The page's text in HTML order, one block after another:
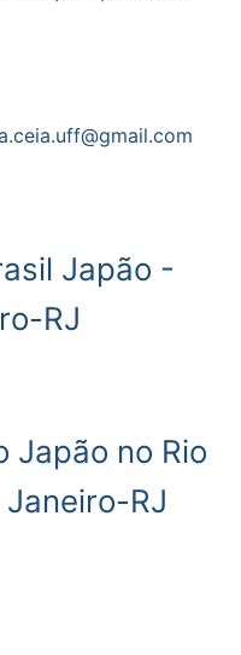
Japão -
RJ
Japão no Rio
RJ